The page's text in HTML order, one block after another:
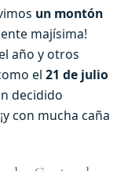
un montón
majísima!
año y otros
el 21 de julio
decidido
con mucha caña